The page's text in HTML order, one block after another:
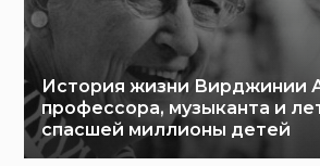
История жизни Вирджинии
профессора, музыканта и
спасшей миллионы детей